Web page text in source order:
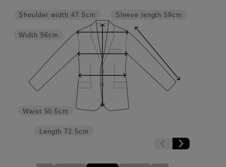
Sleeve length 59cm
Length 72.5cm
Waist 50.5cm
Width 56cm
Shoulder width 47.5cm